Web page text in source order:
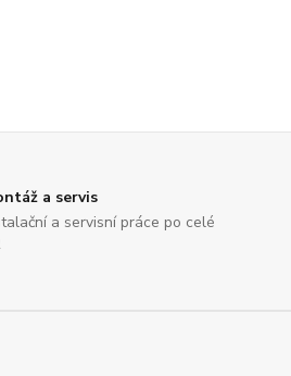
a servis
a servisní práce po celé